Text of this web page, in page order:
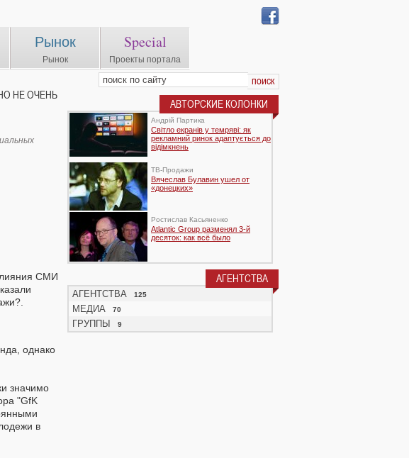
Рынок
Рынок
Special
Проекты портала
НЕ ОЧЕНЬ
СМИ
однако
значимо
"GfK
в
АВТОРСКИЕ КОЛОНКИ
Андрій Партика
Світло екранів у темряві: як
рекламний ринок адаптується до
відімкнень
TВ-Продажи
Вячеслав Булавин ушел от
«донецких»
Ростислав Касьяненко
Atlantic Group разменял 3-й
десяток: как всё было
АГЕНТСТВА
АГЕНТСТВА 125
МЕДИА 70
ГРУППЫ 9